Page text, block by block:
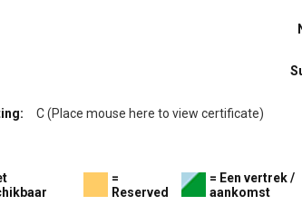
C (Place mouse here to view certificate)
=
Reserved
= Een vertrek /
aankomst